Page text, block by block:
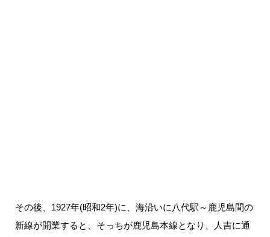
その後、1927年(昭和2年)に、海沿いに八代駅～鹿児島間の
新線が開業すると、そっちが鹿児島本線となり、人吉に通